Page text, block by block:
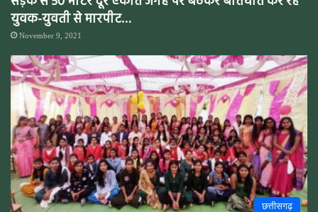
युवक-युवती से मारपीट…
November 9, 2021
छत्तीसगढ़